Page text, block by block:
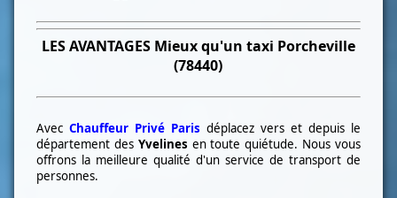
LESAVANTAGES Mieux qu'un taxi Porcheville
(78440)
Avec Chauffeur Privé Paris déplacez vers et depuis le
département des Yvelines en toute quiétude. Nous vous
offrons la meilleure qualité d'un service de transport de
personnes.